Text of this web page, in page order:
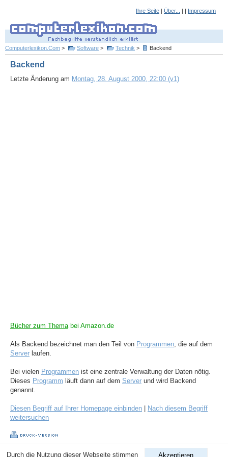
Ihre Seite | Über... | | Impressum
Computerlexikon.Com > Software > Technik > Backend
Backend
Letzte Änderung am Montag, 28. August 2000, 22:00 (v1)
Bücher zum Themabei Amazon.de
Als Backend bezeichnet man den Teil von Programmen, die auf dem
Server laufen.
Bei vielen Programmen ist eine zentrale Verwaltung der Daten nötig.
Dieses Programm läuft dann auf dem Server und wird Backend
genannt.
Diesen Begriff auf Ihrer Homepage einbinden
Nach diesem Begriff
weitersuchen
Akzeptieren
Durch die Nutzung dieser Webseite stimmen